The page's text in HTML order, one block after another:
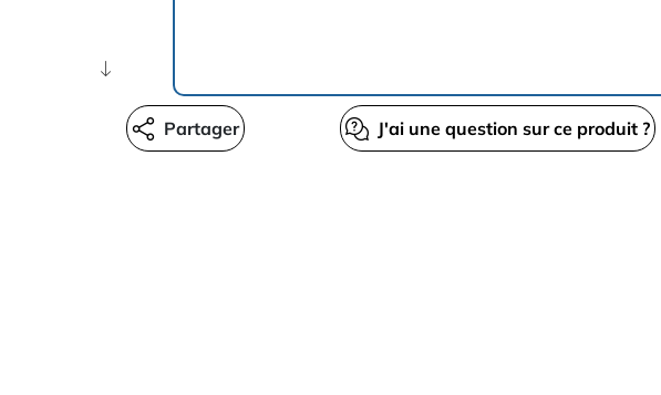
J'ai une question sur ce produit ?
Partager